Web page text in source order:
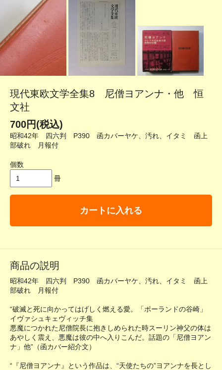
現代東欧文学全集8 尼僧ヨアンナ・他 恒
文社
700円(税込)
昭和42年 四六判 P390 函カバーヤケ、汚れ、イタミ 函上
部破れ 月報付
個数
冊
カートに入れる
商品の説明
昭和42年 四六判 P390 函カバーヤケ、汚れ、イタミ 函上
部破れ 月報付
“破滅と死に向かってはげしく燃える愛。「ポーランドの谷崎」
イヴァシュキェヴィッチ集
悪魔につかれた尼僧院長に抱きしめられた時スーリン神父の体は
あやしく震え、悪魔は彼の中へ入りこんだ。話題の「尼僧ヨアン
ナ」他”（函カバー紹介文）
“『尼僧ヨアンナ』という作品は、“天使たちの”ヨアンナを長とし